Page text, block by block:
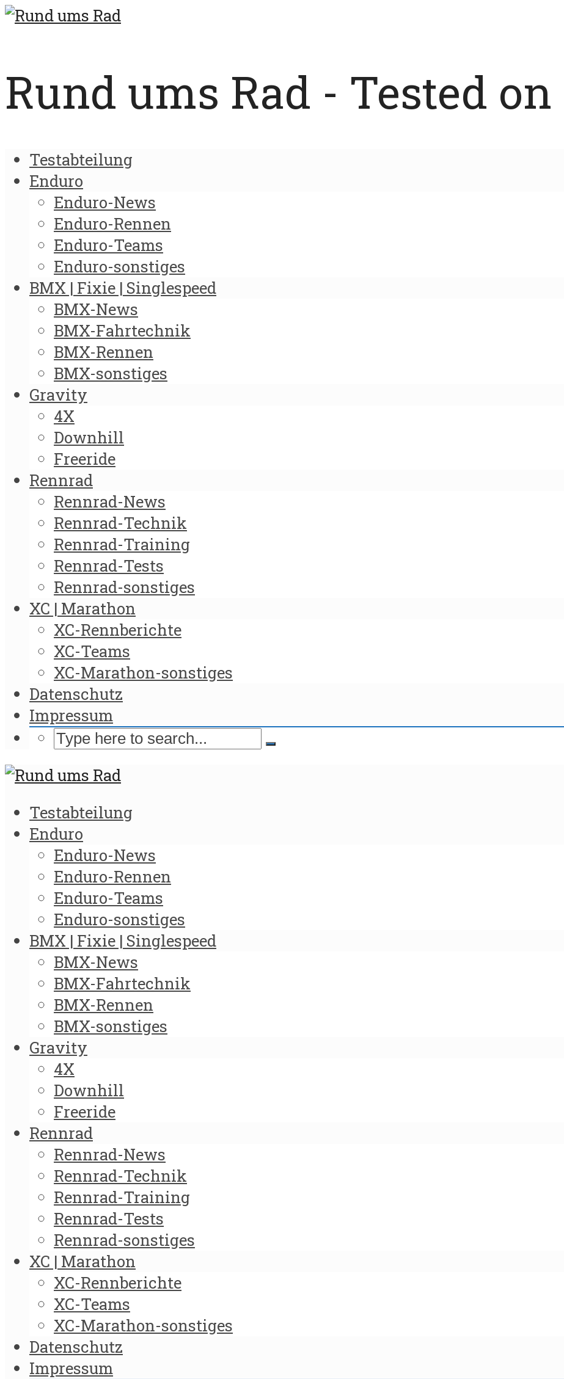
Rund ums Rad - Tested
Testabteilung
Enduro
Enduro-News
Enduro-Rennen
Enduro-Teams
Enduro-sonstiges
BMX | Fixie | Singlespeed
BMX-News
BMX-Fahrtechnik
BMX-Rennen
BMX-sonstiges
Gravity
4X
Downhill
Freeride
Rennrad
Rennrad-News
Rennrad-Technik
Rennrad-Training
Rennrad-Tests
Rennrad-sonstiges
XC | Marathon
XC-Rennberichte
XC-Teams
XC-Marathon-sonstiges
Datenschutz
Impressum
Testabteilung
Enduro
Enduro-News
Enduro-Rennen
Enduro-Teams
Enduro-sonstiges
BMX | Fixie | Singlespeed
BMX-News
BMX-Fahrtechnik
BMX-Rennen
BMX-sonstiges
Gravity
4X
Downhill
Freeride
Rennrad
Rennrad-News
Rennrad-Technik
Rennrad-Training
Rennrad-Tests
Rennrad-sonstiges
XC | Marathon
XC-Rennberichte
XC-Teams
XC-Marathon-sonstiges
Datenschutz
Impressum